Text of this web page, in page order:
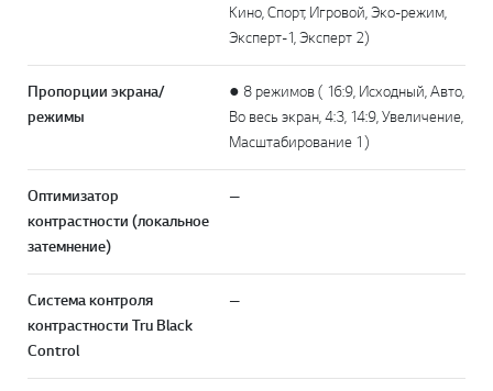
Кино, Спорт, Игровой, Эко-режим,
Эксперт-1, Эксперт 2)
Пропорции экрана/
режимы
● 8 режимов ( 16:9, Исходный, Авто,
Во весь экран, 4:3, 14:9, Увеличение,
Масштабирование 1)
Оптимизатор
контрастности (локальное
затемнение)
—
Система контроля
контрастности Tru Black
Control
—